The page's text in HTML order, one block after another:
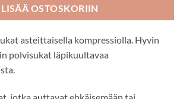
LISÄÄ OSTOSKORIIN
asteittaisella kompressiolla. Hyvin
polvisukat läpikuultavaa